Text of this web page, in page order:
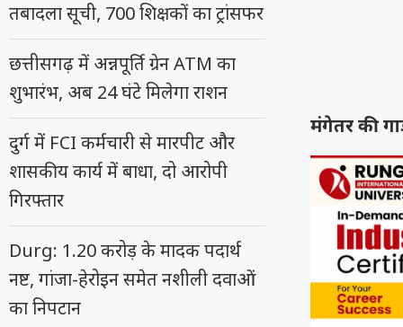
मंगेतर की
तबादला सूची, 700 शिक्षकों का ट्रांसफर
छत्तीसगढ़ में अन्नपूर्ति ग्रेन ATM का
शुभारंभ, अब 24 घंटे मिलेगा राशन
दुर्ग में FCI कर्मचारी से मारपीट और
शासकीय कार्य में बाधा, दो आरोपी
गिरफ्तार
Durg: 1.20 करोड़ के मादक पदार्थ
नष्ट, गांजा-हेरोइन समेत नशीली दवाओं
का निपटान